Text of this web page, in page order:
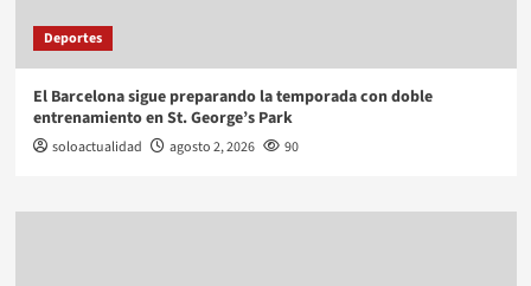
Deportes
El Barcelona sigue preparando la temporada con doble
entrenamiento en St. George’s Park
soloactualidad agosto 2, 2026 90